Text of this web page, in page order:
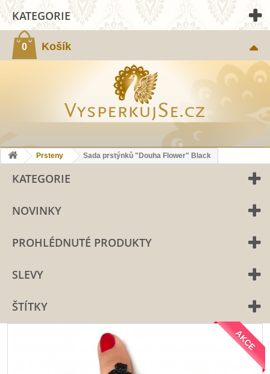
0 Košík
KATEGORIE
Prsteny Sada prstýnků "Douha Flower" Black
KATEGORIE
NOVINKY
PROHLÉDNUTÉ PRODUKTY
SLEVY
ŠTÍTKY
AKCE